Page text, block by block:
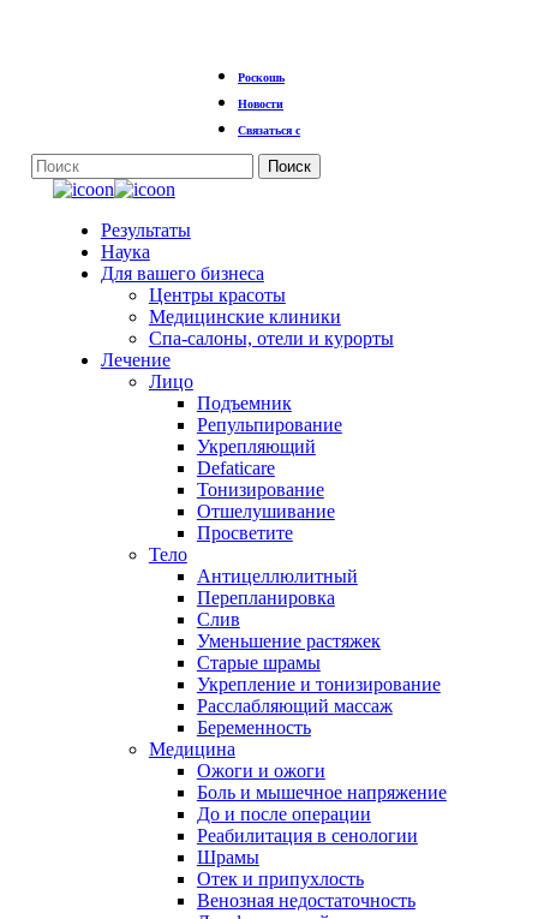
Роскошь
Новости
Связаться с
Поиск
Закрыть
МенюРезультаты
Наука
Для вашего бизнеса
Центры красоты
Медицинские клиники
Спа-салоны, отели и курорты
Лечение
Лицо
Подъемник
Репульпирование
Укрепляющий
Defaticare
Тонизирование
Отшелушивание
Просветите
Тело
Антицеллюлитный
Перепланировка
Слив
Уменьшение растяжек
Старые шрамы
Укрепление и тонизирование
Расслабляющий массаж
Беременность
Медицина
Ожоги и ожоги
Боль и мышечное напряжение
До и после операции
Реабилитация в сенологии
Шрамы
Отек и припухлость
Венозная недостаточность